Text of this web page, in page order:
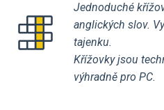
Jednoduché
anglických slov.
tajenku.
Křížovky jsou
výhradně pro PC.